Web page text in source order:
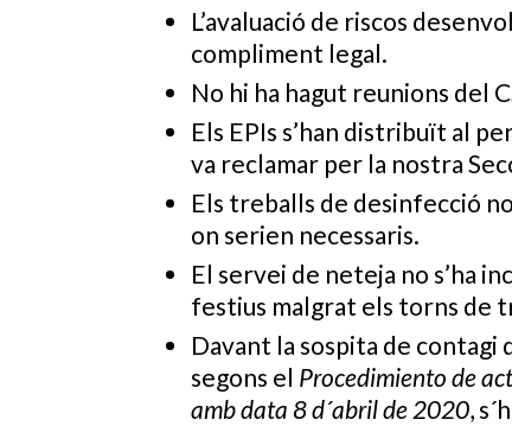
L’avaluació de riscos
compliment legal.
No hi ha hagut reunions del
Els EPIs s’han distribuït al
va reclamar per la nostra
Els treballs de desinfecció
on serien necessaris.
El servei de neteja no s’ha
festius malgrat els torns de
Davant la sospita de contagi
segons el Procedimiento de
amb data 8 d´abril de 2020,